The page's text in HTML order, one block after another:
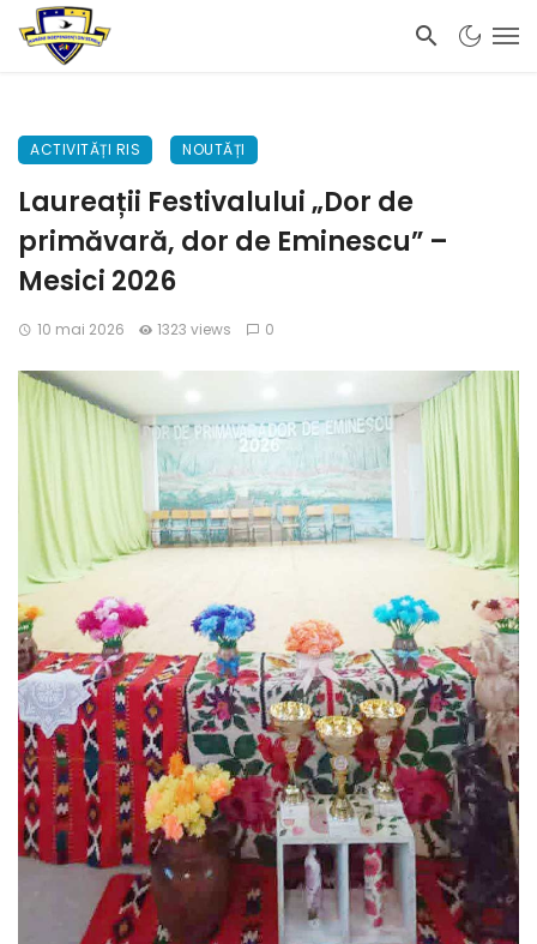
ACTIVITĂȚI RIS NOUTĂȚI
Laureații Festivalului „Dor de
primăvară, dor de Eminescu” –
Mesici 2026
10 mai 2026 1323 views 0